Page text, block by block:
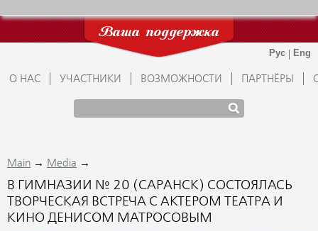
Ваша поддержка
О НАС УЧАСТНИКИ ВОЗМОЖНОСТИ ПАРТНЁРЫ
Main → Media →
В ГИМНАЗИИ № 20 (САРАНСК) СОСТОЯЛАСЬ
ТВОРЧЕСКАЯ ВСТРЕЧА С АКТЕРОМ ТЕАТРА И
КИНО ДЕНИСОМ МАТРОСОВЫМ